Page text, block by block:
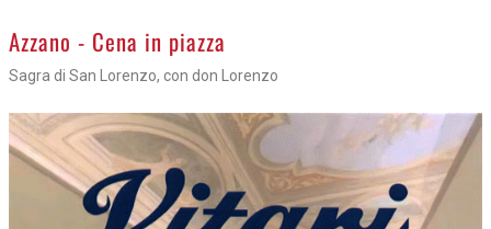
Azzano - Cena in piazza
Sagra di San Lorenzo, con don Lorenzo